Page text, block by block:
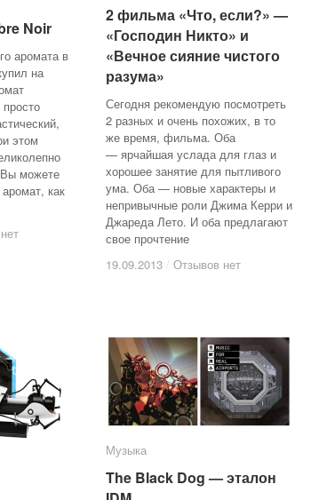
Noir
аромата в
на
этом
можете
как
Noir
2 фильма «Что, если?» —
«Господин Никто» и
«Вечное сияние чистого
разума»
Сегодня рекомендую посмотреть
2 разных и очень похожих, в то
же время, фильма. Оба
— ярчайшая услада для глаз и
хорошее занятие для пытливого
ума. Оба — новые характеры и
непривычные роли Джима Керри и
Джареда Лето. И оба предлагают
свое прочтение
19.09.2013 / Отзывов нет
2 фильма «Что, если?» —
«Господин Никто» и
«Вечное сияние чистого
разума»
19.09.2013 / Отзывов нет
Музыка
The Black Dog — эталон
Музыка
The Black Dog — эталон